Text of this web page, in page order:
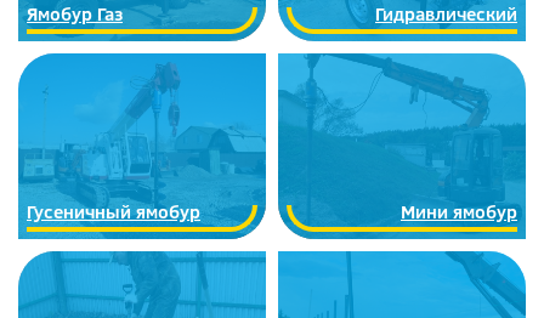
Ямобур Газ Гидравлический
Гусеничный ямобур Мини ямобур